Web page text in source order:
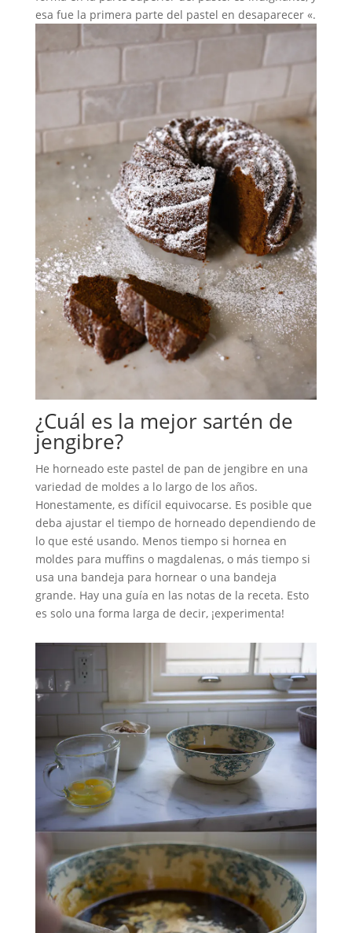
esa fue la primera parte del pastel en desaparecer «.
¿Cuál es la mejor sartén de
jengibre?
He horneado este pastel de pan de jengibre en una
variedad de moldes a lo largo de los años.
Honestamente, es difícil equivocarse. Es posible que
deba ajustar el tiempo de horneado dependiendo de
lo que esté usando. Menos tiempo si hornea en
moldes para muffins o magdalenas, o más tiempo si
usa una bandeja para hornear o una bandeja
grande. Hay una guía en las notas de la receta. Esto
es solo una forma larga de decir, ¡experimenta!